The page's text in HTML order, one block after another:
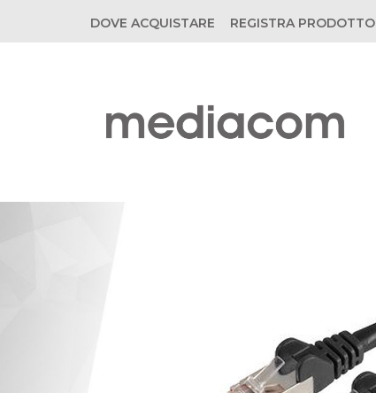
DOVE ACQUISTARE REGISTRA PRODOTTO